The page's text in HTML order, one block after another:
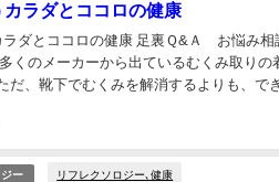
カラダとココロの健康
ラダとココロの健康 足裏Ｑ&Ａ お悩み相
くのメーカーから出ているむくみ取り
だ、靴下でむくみを解消するよりも、で
ジー リフレクソロジー､健康